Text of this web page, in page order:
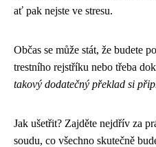
ať pak nejste ve stresu.
Občas se může stát, že budete
trestního rejstříku nebo třeba
takový dodatečný překlad si
Jak ušetřit? Zajděte nejdřív za
soudu, co všechno skutečně